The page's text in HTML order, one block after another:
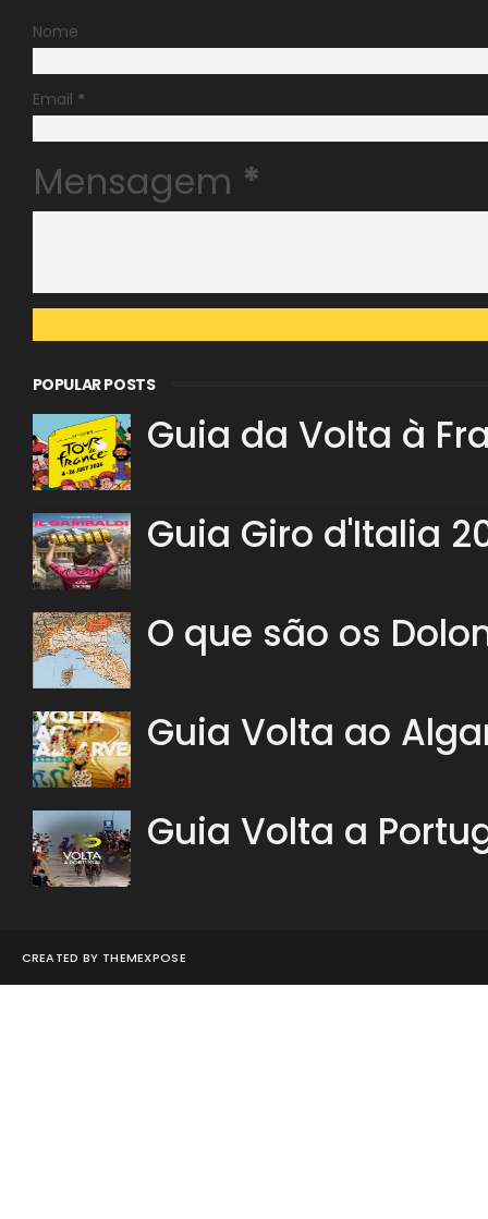
Nome
Email *
Mensagem *
POPULAR POSTS
Guia da Volta à
Guia Giro d'Italia
O que são os
Guia Volta ao
Guia Volta a
CREATED BY THEMEXPOSE